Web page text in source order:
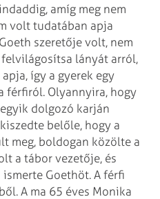
amíg meg nem
volt tudatában apja
szeretője volt, nem
lányát arról,
így a gyerek egy
férfiról. Olyannyira, hogy
dolgozó karján
belőle, hogy a
meg, boldogan közölte a
a tábor vezetője, és
Goethöt. A férfi
A ma 65 éves Monika